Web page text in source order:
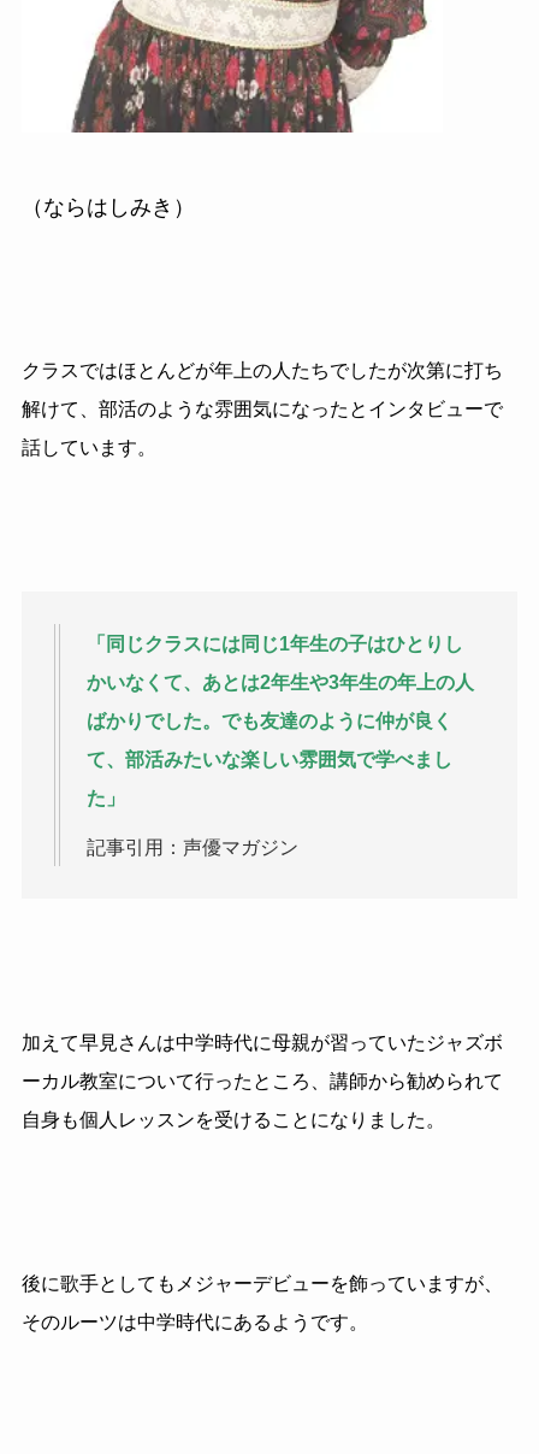
（ならはしみき）
クラスではほとんどが年上の人たちでしたが次第に打ち
解けて、部活のような雰囲気になったとインタビューで
話しています。
「同じクラスには同じ1年生の子はひとりし
かいなくて、あとは2年生や3年生の年上の人
ばかりでした。でも友達のように仲が良く
て、部活みたいな楽しい雰囲気で学べまし
た」
記事引用：声優マガジン
加えて早見さんは中学時代に母親が習っていたジャズボ
ーカル教室について行ったところ、講師から勧められて
自身も個人レッスンを受けることになりました。
後に歌手としてもメジャーデビューを飾っていますが、
そのルーツは中学時代にあるようです。